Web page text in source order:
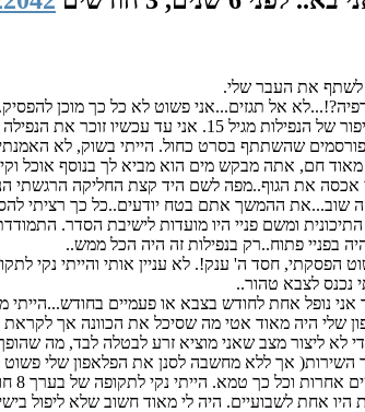
לשתף את העבר שלי.
אל תגזים...אני פשוט לא כל כך מוכן
התחלתי את כל הסיפור של הנפילות
שהשתתף בסרט כחול. הייתי בשוק, לא
מאוד חם, אתה מבקש מים הוא מביא לך בנוסף אוכל
אכסה את הגוף..מפה לשם היד קצת החליקה הרגשתי
שוב...את ההמשך אתם בטח יודעים..כל כך רציתי
ומשם פניי היו מועדות לישיבת הסדר.
בפניי פתוח..רק בנפילות זה היה הכל ממש..
הפסקתי, חסד ה' ענק!. לא עניין אותי והייתי נקי
נכנס לצבא טהור..
נופל אחת לחודש בצבא או פעמיים בחודש...הייתי
שלי היה מאוד אטי מה שסיכל את הכוונה אך לקראת
לא ליצור מצב שאני מוציא זרע לבטלה לבד, מה
השירות( אך ללא מחשבה לסנן את הפלאפון שלי
היו אחת לשבועיים. היה לי מאוד חשוב שלא ליפול